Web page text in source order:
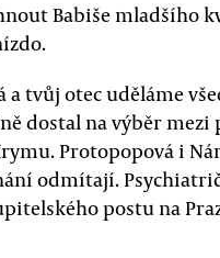
Babiše mladšího
tvůj otec uděláme
dostal na výběr
Protopopová i
odmítají.
postu na